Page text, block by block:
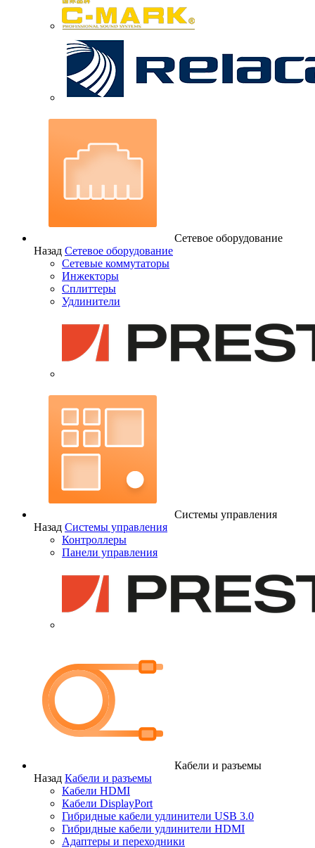
Сетевое оборудование
Назад Сетевое оборудование
Сетевые коммутаторы
Инжекторы
Сплиттеры
Удлинители
Системы управления
Назад Системы управления
Контроллеры
Панели управления
Кабели и разъемы
Назад Кабели и разъемы
Кабели HDMI
Кабели DisplayPort
Гибридные кабели удлинители USB 3.0
Гибридные кабели удлинители HDMI
Адаптеры и переходники